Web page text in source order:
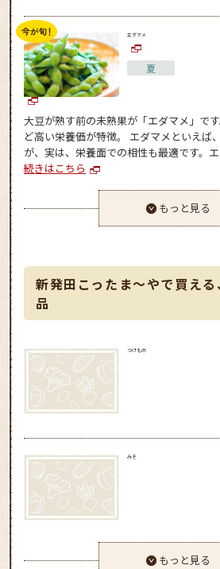
エダマメ
夏
大豆が熟す前の未熟果が「エダマメ」で
ど高い栄養価が特徴。 エダマメといえば
が、実は、栄養面での相性も最適です。
続きはこちら
もっと見る
新発田こったま～やで買え
品
つけもの
みそ
もっと見る